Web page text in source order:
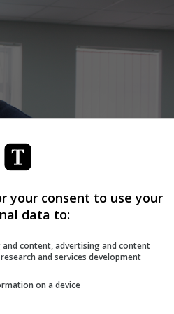
your consent to use your
data to:
content, advertising and content
and services development
on a device